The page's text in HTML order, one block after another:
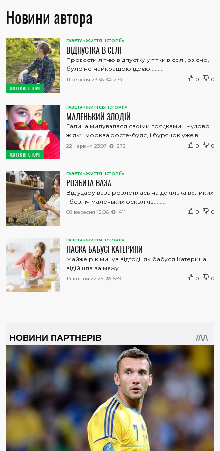
Новини автора
ЖИТТЄВІ ІСТОРІЇ
ГАЗЕТА «ЖИТТЯ. ІСТОРІЇ»
ВІДПУСТКА В СЕЛІ
Провести літню відпустку у тітки в селі, звісно,
було не найкращою ідеєю.........
11 серпня 23:36 274 0 0
ЖИТТЄВІ ІСТОРІЇ
ГАЗЕТА «ЖИТТЄВІ ІСТОРІЇ»
МАЛЕНЬКИЙ ЗЛОДІЙ
Галина милувалася своїми грядками… Чудово
ж як: і морква росте-буяє, і бурячок уже в...
22 червня 23:07 272 0 0
ГАЗЕТА «ЖИТТЯ. ІСТОРІЇ»
РОЗБИТА ВАЗА
Від удару ваза розлетілась на декілька великих
і безліч маленьких осколків.........
08 вересня 12:06 411 0 0
ГАЗЕТА «ЖИТТЯ. ІСТОРІЇ»
ПАСКА БАБУСІ КАТЕРИНИ
Майже рік минув відтоді, як бабуся Катерина
відійшла за межу.........
14 квітня 22:25 559 0 0